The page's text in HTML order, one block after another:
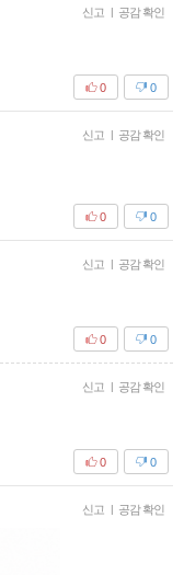
신고 | 공감 확인
0
0
신고 | 공감 확인
0
0
신고 | 공감 확인
0
0
신고 | 공감 확인
0
0
신고 | 공감 확인